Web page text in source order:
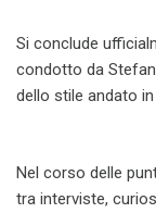
Si conclude
condotto da
dello stile andato
Nel corso delle
tra interviste,